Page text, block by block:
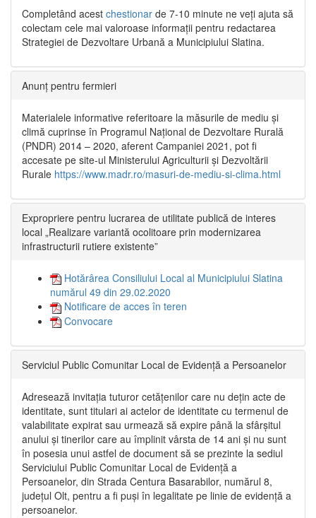
Completând acest chestionar de 7-10 minute ne veți ajuta să
colectam cele mai valoroase informații pentru redactarea
Strategiei de Dezvoltare Urbană a Municipiului Slatina.
Anunț pentru fermieri
Materialele informative referitoare la măsurile de mediu și
climă cuprinse în Programul Național de Dezvoltare Rurală
(PNDR) 2014 – 2020, aferent Campaniei 2021, pot fi
accesate pe site-ul Ministerului Agriculturii și Dezvoltării
Rurale https://www.madr.ro/masuri-de-mediu-si-clima.html
Expropriere pentru lucrarea de utilitate publică de interes
local „Realizare variantă ocolitoare prin modernizarea
infrastructurii rutiere existente”
Hotărârea Consiliului Local al Municipiului Slatina
numărul 49 din 29.02.2020
Notificare de acces în teren
Convocare
Serviciul Public Comunitar Local de Evidență a Persoanelor
Adresează invitația tuturor cetățenilor care nu dețin acte de
identitate, sunt titulari ai actelor de identitate cu termenul de
valabilitate expirat sau urmează să expire până la sfârșitul
anului și tinerilor care au împlinit vârsta de 14 ani și nu sunt
în posesia unui astfel de document să se prezinte la sediul
Serviciului Public Comunitar Local de Evidență a
Persoanelor, din Strada Centura Basarabilor, numărul 8,
județul Olt, pentru a fi puși în legalitate pe linie de evidență a
persoanelor.